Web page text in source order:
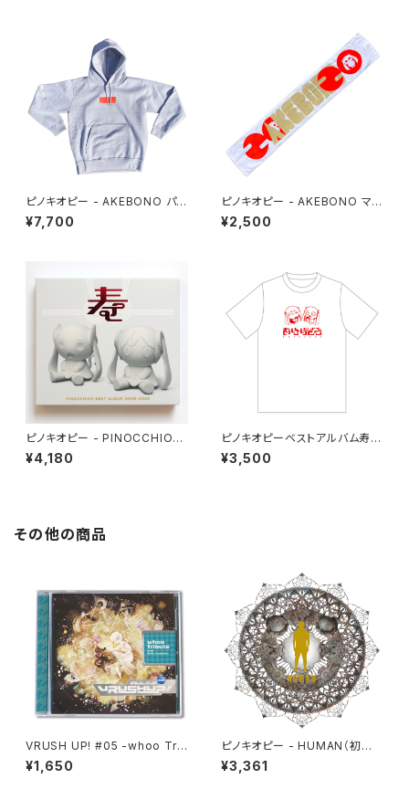
ピノキオピー - AKEBONO パ
ーカー
¥7,700
ピノキオピー - AKEBONO マフ
ラータオル
¥2,500
ピノキオピー - PINOCCHIOP
BEST ALBUM 2009-2020
寿
¥4,180
ピノキオピーベストアルバム寿リ
リースパーティ「ありがとう」Tシ
ャツ＋ステッカーセット
¥3,500
その他の商品
VRUSH UP! #05 -whoo Tri
bute-
¥1,650
ピノキオピー - HUMAN（初回
生産限定盤）
¥3,361